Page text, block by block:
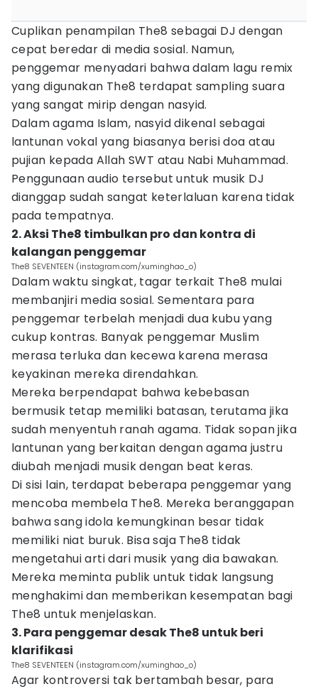
Cuplikan penampilan The8 sebagai DJ dengan
cepat beredar di media sosial. Namun,
penggemar menyadari bahwa dalam lagu remix
yang digunakan The8 terdapat sampling suara
yang sangat mirip dengan nasyid.
Dalam agama Islam, nasyid dikenal sebagai
lantunan vokal yang biasanya berisi doa atau
pujian kepada Allah SWT atau Nabi Muhammad.
Penggunaan audio tersebut untuk musik DJ
dianggap sudah sangat keterlaluan karena tidak
pada tempatnya.
2. Aksi The8 timbulkan pro dan kontra di
kalangan penggemar
The8 SEVENTEEN (instagram.com/xuminghao_o)
Dalam waktu singkat, tagar terkait The8 mulai
membanjiri media sosial. Sementara para
penggemar terbelah menjadi dua kubu yang
cukup kontras. Banyak penggemar Muslim
merasa terluka dan kecewa karena merasa
keyakinan mereka direndahkan.
Mereka berpendapat bahwa kebebasan
bermusik tetap memiliki batasan, terutama jika
sudah menyentuh ranah agama. Tidak sopan jika
lantunan yang berkaitan dengan agama justru
diubah menjadi musik dengan beat keras.
Di sisi lain, terdapat beberapa penggemar yang
mencoba membela The8. Mereka beranggapan
bahwa sang idola kemungkinan besar tidak
memiliki niat buruk. Bisa saja The8 tidak
mengetahui arti dari musik yang dia bawakan.
Mereka meminta publik untuk tidak langsung
menghakimi dan memberikan kesempatan bagi
The8 untuk menjelaskan.
3. Para penggemar desak The8 untuk beri
klarifikasi
The8 SEVENTEEN (instagram.com/xuminghao_o)
Agar kontroversi tak bertambah besar, para